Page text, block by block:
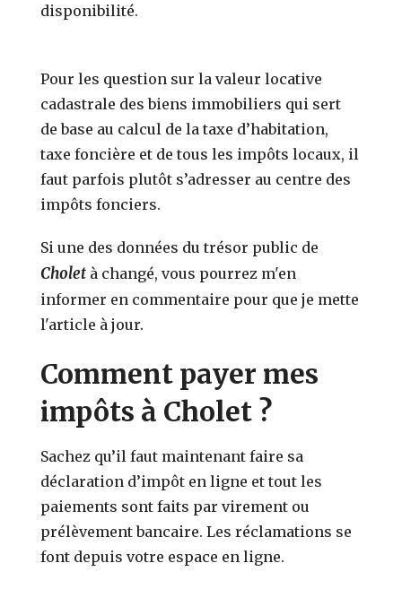
disponibilité.
Pour les question sur la valeur locative
cadastrale des biens immobiliers qui sert
de base au calcul de la taxe d’habitation,
taxe foncière et de tous les impôts locaux, il
faut parfois plutôt s’adresser au centre des
impôts fonciers.
Si une des données du trésor public de
Cholet à changé, vous pourrez m'en
informer en commentaire pour que je mette
l'article à jour.
Comment payer mes
impôts à Cholet ?
Sachez qu’il faut maintenant faire sa
déclaration d’impôt en ligne et tout les
paiements sont faits par virement ou
prélèvement bancaire. Les réclamations se
font depuis votre espace en ligne.